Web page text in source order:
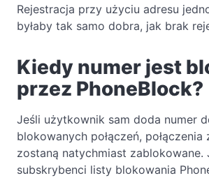
Rejestracja przy użyciu adresu
byłaby tak samo dobra, jak brak
Kiedy numer jest
przez PhoneBlock?
Jeśli użytkownik sam doda numer
blokowanych połączeń, połączenia
zostaną natychmiast zablokowane.
subskrybenci listy blokowania